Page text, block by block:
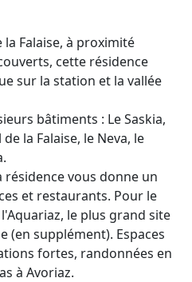
Falaise, à proximité
cette résidence
sur la station et la vallée
bâtiments : Le Saskia,
la Falaise, le Neva, le
résidence vous donne un
et restaurants. Pour le
le plus grand site
(en supplément). Espaces
fortes, randonnées en
à Avoriaz.